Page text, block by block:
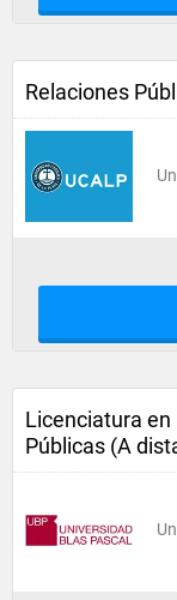
Relaciones
Licenciatura en
Públicas (A